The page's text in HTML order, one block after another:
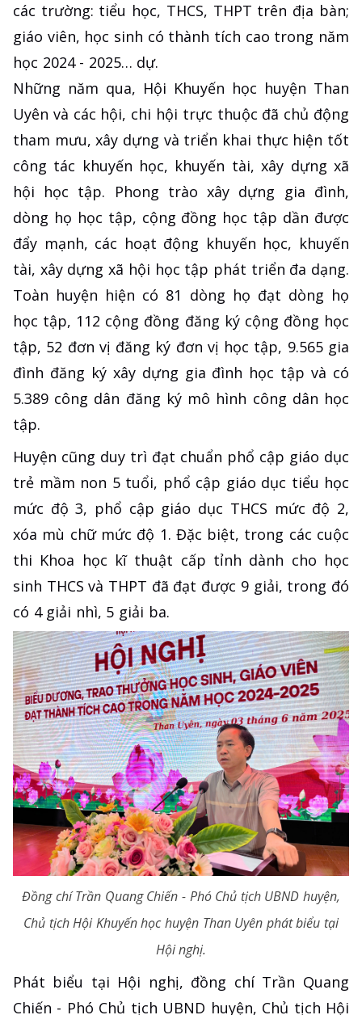
các trường: tiểu học, THCS, THPT trên địa bàn;
giáo viên, học sinh có thành tích cao trong năm
học 2024 - 2025… dự.
Những năm qua, Hội Khuyến học huyện Than
Uyên và các hội, chi hội trực thuộc đã chủ động
tham mưu, xây dựng và triển khai thực hiện tốt
công tác khuyến học, khuyến tài, xây dựng xã
hội học tập. Phong trào xây dựng gia đình,
dòng họ học tập, cộng đồng học tập dần được
đẩy mạnh, các hoạt động khuyến học, khuyến
tài, xây dựng xã hội học tập phát triển đa dạng.
Toàn huyện hiện có 81 dòng họ đạt dòng họ
học tập, 112 cộng đồng đăng ký cộng đồng học
tập, 52 đơn vị đăng ký đơn vị học tập, 9.565 gia
đình đăng ký xây dựng gia đình học tập và có
5.389 công dân đăng ký mô hình công dân học
tập.
Huyện cũng duy trì đạt chuẩn phổ cập giáo dục
trẻ mầm non 5 tuổi, phổ cập giáo dục tiểu học
mức độ 3, phổ cập giáo dục THCS mức độ 2,
xóa mù chữ mức độ 1. Đặc biệt, trong các cuộc
thi Khoa học kĩ thuật cấp tỉnh dành cho học
sinh THCS và THPT đã đạt được 9 giải, trong đó
có 4 giải nhì, 5 giải ba.
Đồng chí Trần Quang Chiến - Phó Chủ tịch UBND huyện,
Chủ tịch Hội Khuyến học huyện Than Uyên phát biểu tại
Hội nghị.
Phát biểu tại Hội nghị, đồng chí Trần Quang
Chiến - Phó Chủ tịch UBND huyện, Chủ tịch Hội